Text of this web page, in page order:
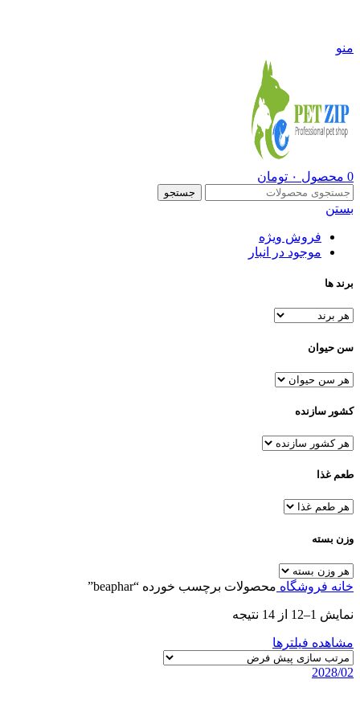
منو
0 محصول ۰ تومان
جستجو
بستن
فروش ویژه
موجود در انبار
برند ها
سن حیوان
کشور سازنده
طعم غذا
وزن بسته
خانه فروشگاه محصولات برچسب خورده “beaphar”
نمایش 1–12 از 14 نتیجه
مشاهده فیلترها
2028/02